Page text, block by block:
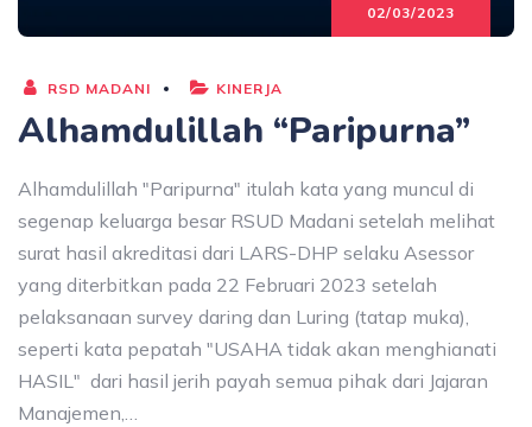
02/03/2023
RSD MADANI KINERJA
Alhamdulillah “Paripurna”
Alhamdulillah "Paripurna" itulah kata yang muncul di
segenap keluarga besar RSUD Madani setelah melihat
surat hasil akreditasi dari LARS-DHP selaku Asessor
yang diterbitkan pada 22 Februari 2023 setelah
pelaksanaan survey daring dan Luring (tatap muka),
seperti kata pepatah "USAHA tidak akan menghianati
HASIL" dari hasil jerih payah semua pihak dari Jajaran
Manajemen,…